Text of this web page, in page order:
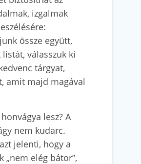
izgalmak
össze együtt,
válasszuk ki
tárgyat,
amit majd magával
lesz? A
nem kudarc.
jelenti, hogy a
„nem elég bátor”,